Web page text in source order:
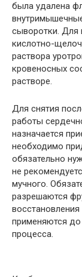
была удалена
сыворотки. Для
кислотно-
раствора
кровеносных
растворе.
Для снятия
работы
назначается
необходимо
обязательно
не
мучного.
разрешаются
применяются до
процесса.